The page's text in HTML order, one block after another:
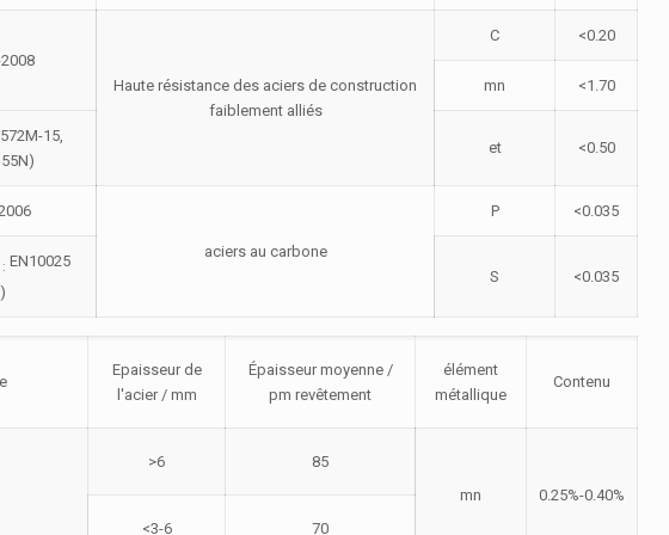
Haute résistance des aciers de construction
faiblement alliés
C <0.20
mn <1.70
15,
et <0.50
aciers au carbone
P <0.035
:EN10025
S <0.035
Epaisseur de
l'acier / mm
Épaisseur moyenne /
pm revêtement
élément
métallique
Contenu
>6
85
mn
0.25%-0.40%
<3-6
70